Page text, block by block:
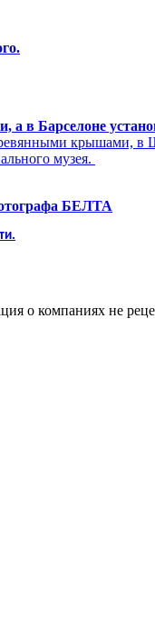
а в Барселоне
крышами,
музея.
БЕЛТА
компаниях не